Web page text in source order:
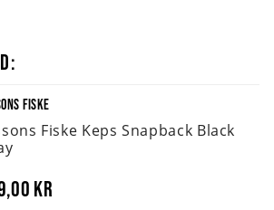
FISKE
Fiske Keps Snapback Black
kr